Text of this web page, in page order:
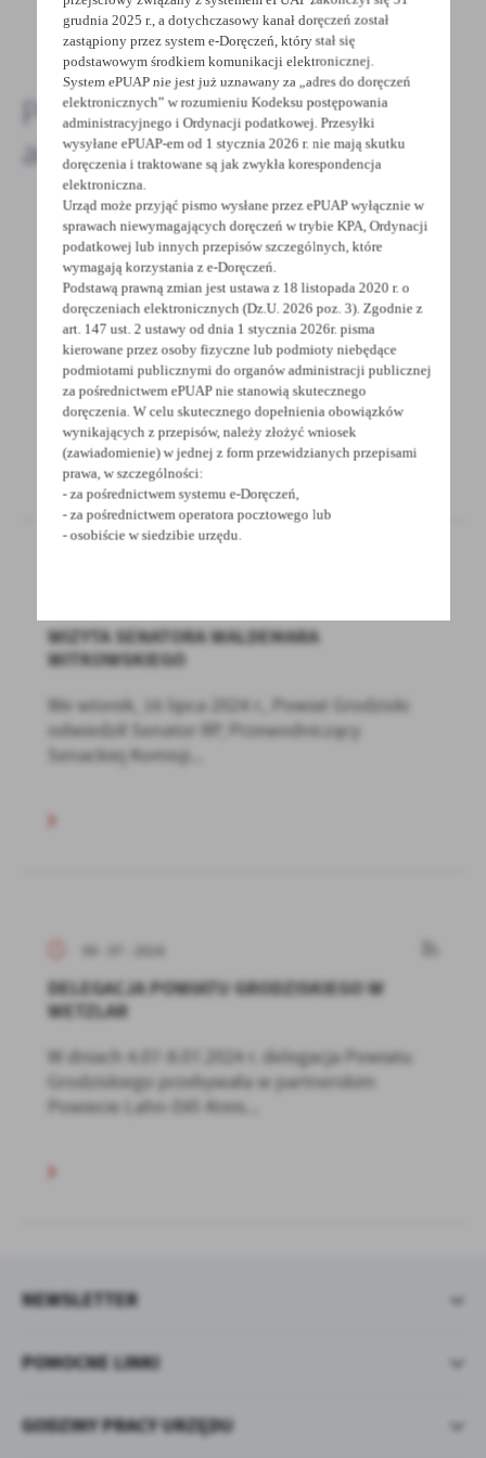
DODAJ KOMENTARZ
Pozostałe
aktualności
18 - 07 - 2024
Konkurs „Europejska Nagroda w Dziedzinie
Zapobiegania Przestępczości”.
Informujemy, że w ramach Europejskiej Sieci
Zapobiegania Przestępczości(EUCPN) został
ogłoszony...
WIZYTA SENATORA WALDEMARA
WITKOWSKIEGO
We wtorek, 16 lipca 2024 r., Powiat Grodziski
odwiedził Senator RP, Przewodniczący
Senackiej Komisji...
09 - 07 - 2024
DELEGACJA POWIATU GRODZISKIEGO W
WETZLAR
W dniach 4.07-8.07.2024 r. delegacja Powiatu
Grodziskiego przebywała w partnerskim
Powiecie Lahn-Dill-Kreis...
POMOCNE LINKI
NEWSLETTER
GODZINY PRACY URZĘDU
grudnia 2025 r., a dotychczasowy kanał doręczeń został
zastąpiony przez system e-Doręczeń, który stał się
podstawowym środkiem komunikacji elektronicznej.
System ePUAP nie jest już uznawany za „adres do doręczeń
elektronicznych” w rozumieniu Kodeksu postępowania
administracyjnego i Ordynacji podatkowej. Przesyłki
wysyłane ePUAP-em od 1 stycznia 2026 r. nie mają skutku
doręczenia i traktowane są jak zwykła korespondencja
elektroniczna.
Urząd może przyjąć pismo wysłane przez ePUAP wyłącznie w
sprawach niewymagających doręczeń w trybie KPA, Ordynacji
podatkowej lub innych przepisów szczególnych, które
wymagają korzystania z e-Doręczeń.
Podstawą prawną zmian jest ustawa z 18 listopada 2020 r. o
doręczeniach elektronicznych (Dz.U. 2026 poz. 3). Zgodnie z
art. 147 ust. 2 ustawy od dnia 1 stycznia 2026r. pisma
kierowane przez osoby fizyczne lub podmioty niebędące
podmiotami publicznymi do organów administracji publicznej
za pośrednictwem ePUAP nie stanowią skutecznego
doręczenia. W celu skutecznego dopełnienia obowiązków
wynikających z przepisów, należy złożyć wniosek
(zawiadomienie) w jednej z form przewidzianych przepisami
prawa, w szczególności:
- za pośrednictwem systemu e-Doręczeń,
- za pośrednictwem operatora pocztowego lub
- osobiście w siedzibie urzędu.